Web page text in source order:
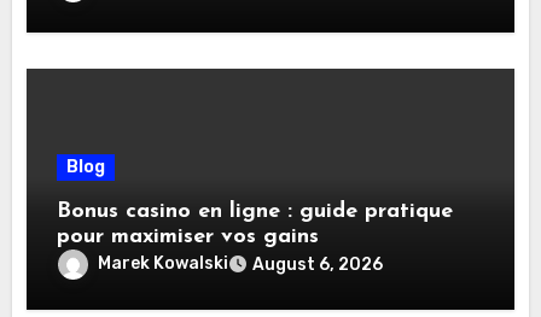
Blog
Bonus casino en ligne : guide pratique
pour maximiser vos gains
Marek Kowalski August 6, 2026